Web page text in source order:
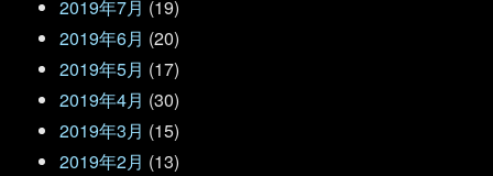
2019年7月 (19)
2019年6月 (20)
2019年5月 (17)
2019年4月 (30)
2019年3月 (15)
2019年2月 (13)